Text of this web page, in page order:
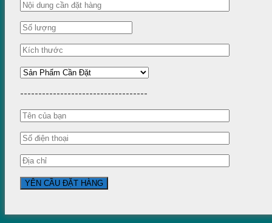
-----------------------------------